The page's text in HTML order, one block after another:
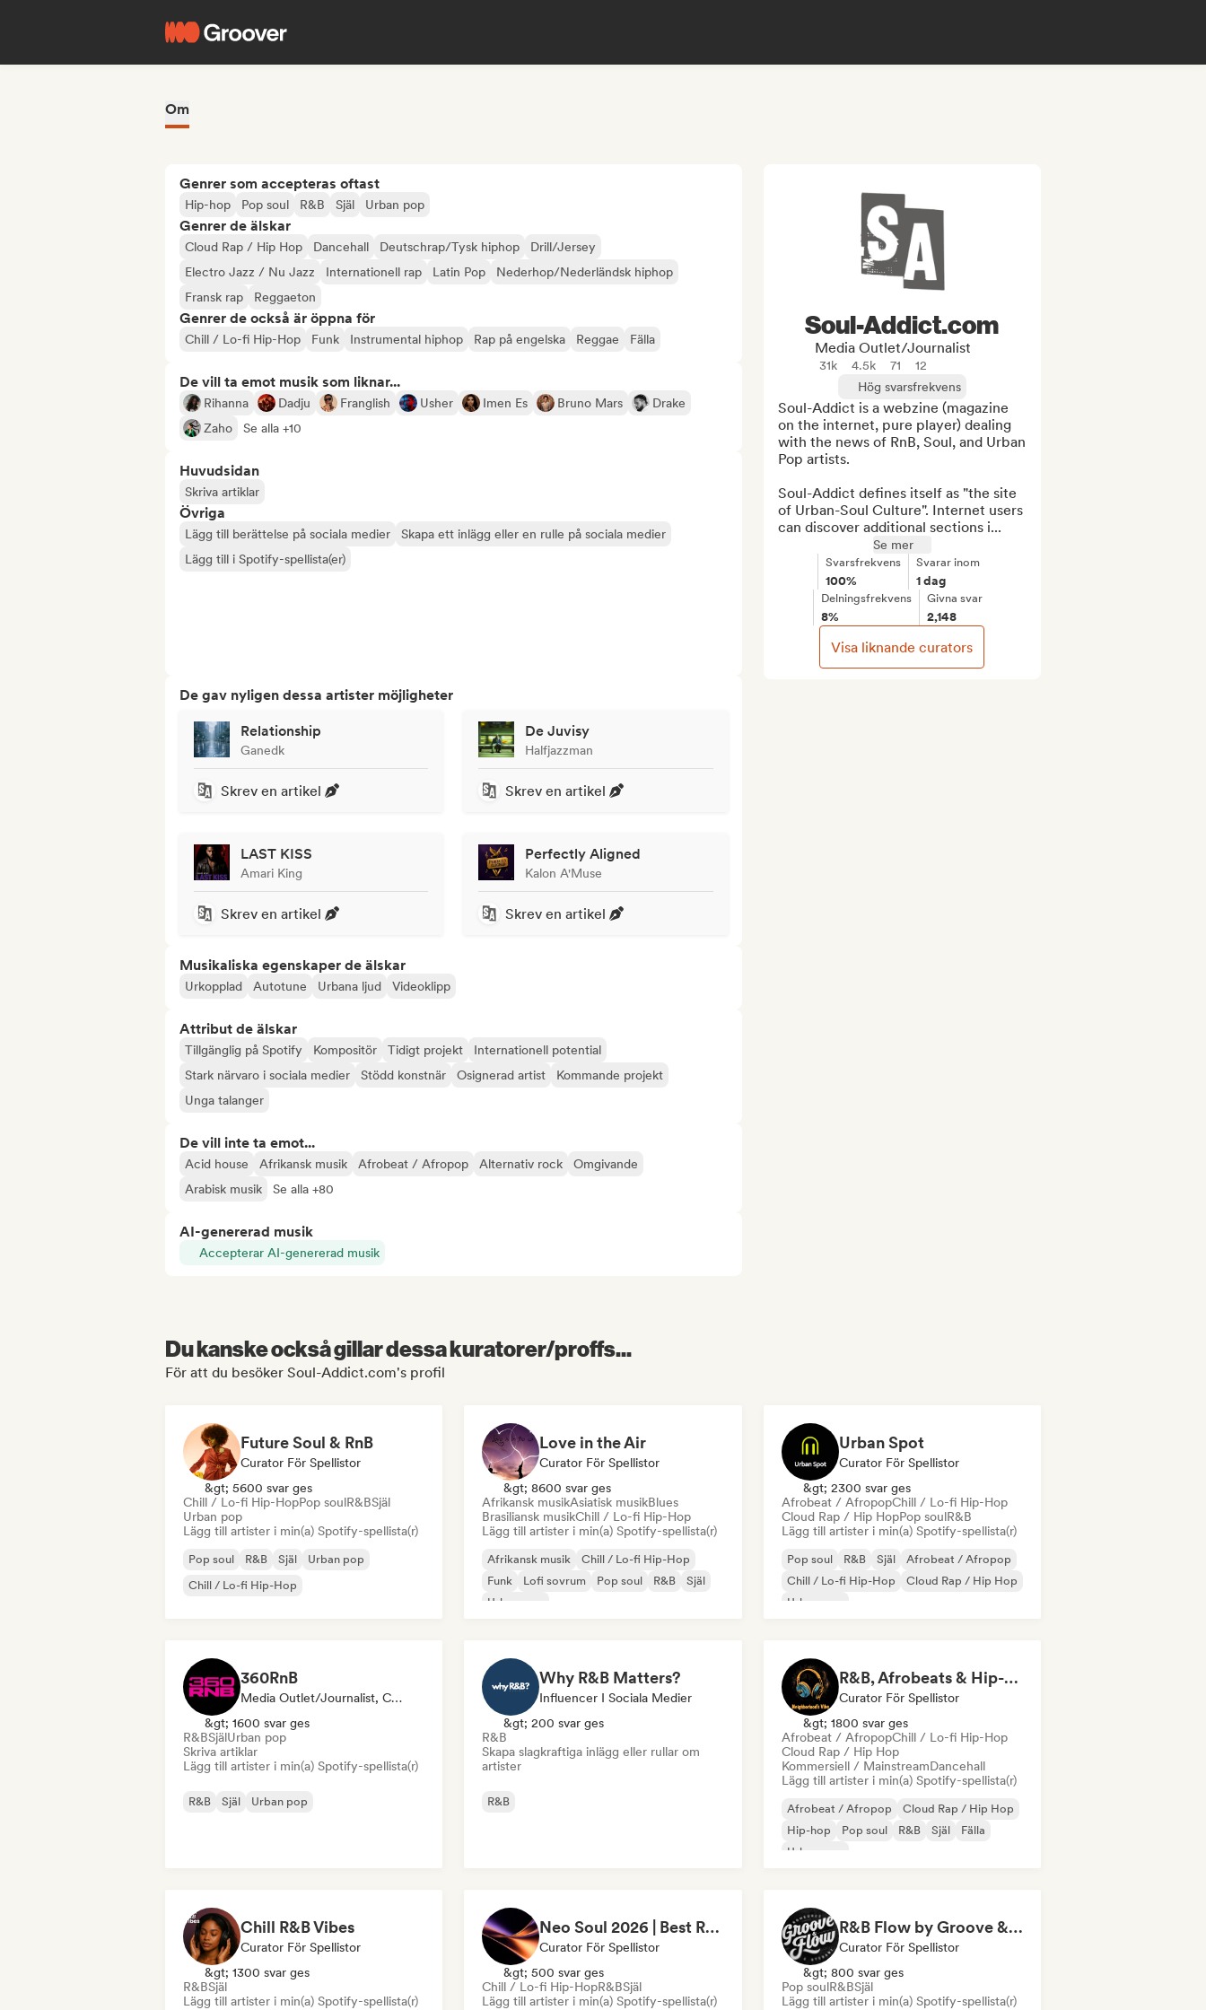
Om
Genrer som accepteras oftast
Hip-hop Pop soul R&B Själ Urban pop
Genrer de älskar
Cloud Rap / Hip Hop Dancehall Deutschrap/Tysk hiphop
Drill/Jersey
Electro Jazz / Nu Jazz
Internationell rap Latin Pop
Nederhop/Nederländsk hiphop
Fransk rap
Reggaeton
Genrer de också är öppna för
Chill / Lo-fi Hip-Hop Funk Instrumental hiphop Rap på engelska Reggae Fälla
De vill ta emot musik som liknar...
Rihanna Dadju Franglish Usher Imen Es Bruno Mars
Drake
Zaho
Se alla +10
Huvudsidan
Skriva artiklar
Övriga
Lägg till berättelse på sociala medier
Skapa ett inlägg eller en rulle på sociala medier
Lägg till i Spotify-spellista(er)
De gav nyligen dessa artister möjligheter
Relationship
Ganedk
Skrev en artikel
De Juvisy
Halfjazzman
Skrev en artikel
LAST KISS
Amari King
Skrev en artikel
Perfectly Aligned
Kalon A'Muse
Skrev en artikel
Musikaliska egenskaper de älskar
Urkopplad Autotune Urbana ljud Videoklipp
Attribut de älskar
Tillgänglig på Spotify Kompositör Tidigt projekt
Internationell potential
Stark närvaro i sociala medier
Stödd konstnär Osignerad artist
Kommande projekt
Unga talanger
De vill inte ta emot...
Acid house Afrikansk musik Afrobeat / Afropop Alternativ rock
Omgivande
Arabisk musik
Se alla +80
AI-genererad musik
Accepterar AI-genererad musik
Soul-Addict.com
Media Outlet/Journalist
31k 4.5k 71
12
Hög svarsfrekvens
Soul-Addict is a webzine (magazine
on the internet, pure player) dealing
with the news of RnB, Soul, and Urban
Pop artists.
Soul-Addict defines itself as "the site
of Urban-Soul Culture". Internet users
can discover additional sections i...
Se mer
Svarsfrekvens
100%
Svarar inom
1 dag
Delningsfrekvens
8%
Givna svar
2,148
Visa liknande curators
Du kanske också gillar dessa kuratorer/proffs...
För att du besöker Soul-Addict.com's profil
Future Soul & RnB
Curator För Spellistor
&gt; 5600 svar ges
Chill / Lo-fi Hip-HopPop soulR&BSjäl
Urban pop
Lägg till artister i min(a) Spotify-spellista(r)
Pop soul R&B Själ
Urban pop
Chill / Lo-fi Hip-Hop
Love in the Air
Curator För Spellistor
&gt; 8600 svar ges
Afrikansk musikAsiatisk musikBlues
Brasiliansk musikChill / Lo-fi Hip-Hop
Lägg till artister i min(a) Spotify-spellista(r)
Afrikansk musik
Chill / Lo-fi Hip-Hop
Funk
Lofi sovrum Pop soul R&B
Själ
Urban pop
Urban Spot
Curator För Spellistor
&gt; 2300 svar ges
Afrobeat / AfropopChill / Lo-fi Hip-Hop
Cloud Rap / Hip HopPop soulR&B
Lägg till artister i min(a) Spotify-spellista(r)
Pop soul R&B Själ
Afrobeat / Afropop
Chill / Lo-fi Hip-Hop
Cloud Rap / Hip Hop
Urban pop
360RnB
Media Outlet/Journalist, Curator För Spellistor
&gt; 1600 svar ges
R&BSjälUrban pop
Skriva artiklar
Lägg till artister i min(a) Spotify-spellista(r)
R&B Själ Urban pop
Why R&B Matters?
Influencer I Sociala Medier
&gt; 200 svar ges
R&B
Skapa slagkraftiga inlägg eller rullar om
artister
R&B
R&B, Afrobeats & Hip-Hop Vibes by Neighborhood's Vibe
Curator För Spellistor
&gt; 1800 svar ges
Afrobeat / AfropopChill / Lo-fi Hip-Hop
Cloud Rap / Hip Hop
Kommersiell / MainstreamDancehall
Lägg till artister i min(a) Spotify-spellista(r)
Afrobeat / Afropop
Cloud Rap / Hip Hop
Hip-hop
Pop soul R&B Själ
Fälla
Urban pop
Chill R&B Vibes
Curator För Spellistor
&gt; 1300 svar ges
R&BSjäl
Lägg till artister i min(a) Spotify-spellista(r)
Neo Soul 2026 | Best R&B Playlist Intimate & Sexy
Curator För Spellistor
&gt; 500 svar ges
Chill / Lo-fi Hip-HopR&BSjäl
Lägg till artister i min(a) Spotify-spellista(r)
R&B Flow by Groove & Flow
Curator För Spellistor
&gt; 800 svar ges
Pop soulR&BSjäl
Lägg till artister i min(a) Spotify-spellista(r)